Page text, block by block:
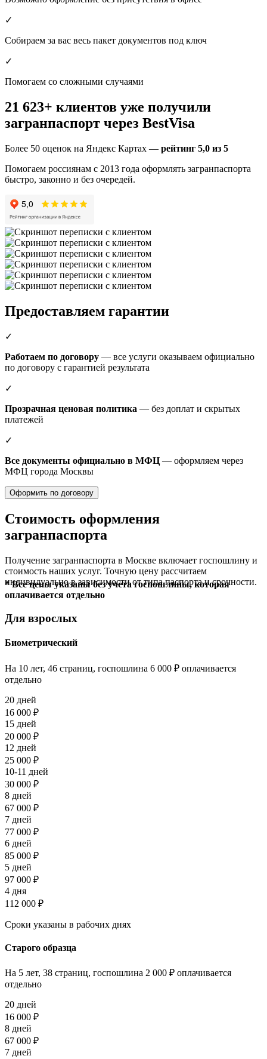
✓
Собираем за вас весь пакет документов под ключ
✓
Помогаем со сложными случаями
21 623+ клиентов уже получили
загранпаспорт через BestVisa
Более 50 оценок на Яндекс Картах — рейтинг 5,0 из 5
Помогаем россиянам с 2013 года оформлять загранпаспорта
быстро, законно и без очередей.
Предоставляем гарантии
✓
Работаем по договору — все услуги оказываем официально
по договору с гарантией результата
✓
Прозрачная ценовая политика — без доплат и скрытых
платежей
✓
Все документы официально в МФЦ— оформляем через
МФЦ города Москвы
Оформить по договору
Стоимость оформления
загранпаспорта
Получение загранпаспорта в Москве включает госпошлину и
стоимость наших услуг. Точную цену рассчитаем
индивидуально в зависимости от типа паспорта и срочности.
* Все цены указаны без учета госпошлины, которая
оплачивается отдельно
Для взрослых
Биометрический
На 10 лет, 46 страниц, госпошлина 6 000 ₽ оплачивается
отдельно
20 дней
16 000 ₽
15 дней
20 000 ₽
12 дней
25 000 ₽
10-11 дней
30 000 ₽
8 дней
67 000 ₽
7 дней
77 000 ₽
6 дней
85 000 ₽
5 дней
97 000 ₽
4 дня
112 000 ₽
Сроки указаны в рабочих днях
Старого образца
На 5 лет, 38 страниц, госпошлина 2 000 ₽ оплачивается
отдельно
20 дней
16 000 ₽
8 дней
67 000 ₽
7 дней